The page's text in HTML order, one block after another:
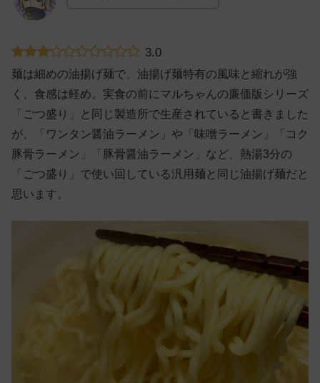
3.0
麺は細めの油揚げ麺で、油揚げ麺特有の風味と縮れが強
く、食感は軽め。実食の前にマルちゃんの廉価版シリーズ
「ごつ盛り」と同じ製造所で生産されていると書きました
が、「ワンタン醤油ラーメン」や「味噌ラーメン」「コク
豚骨ラーメン」「豚骨醤油ラーメン」など、熱湯3分の
「ごつ盛り」で使い回している汎用麺と同じ油揚げ麺だと
思います。